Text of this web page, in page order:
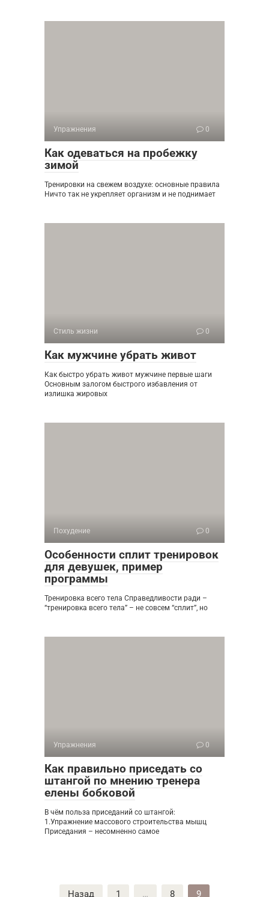
Упражнения 0
Как одеваться на пробежку
зимой
Тренировки на свежем воздухе: основные правила
Ничто так не укрепляет организм и не поднимает
Стиль жизни 0
Как мужчине убрать живот
Как быстро убрать живот мужчине первые шаги
Основным залогом быстрого избавления от
излишка жировых
Похудение 0
Особенности сплит тренировок
для девушек, пример
программы
Тренировка всего тела Справедливости ради –
“тренировка всего тела” – не совсем “сплит”, но
Упражнения 0
Как правильно приседать со
штангой по мнению тренера
елены бобковой
В чём польза приседаний со штангой:
1.Упражнение массового строительства мышц
Приседания – несомненно самое
Назад 1 … 8 9